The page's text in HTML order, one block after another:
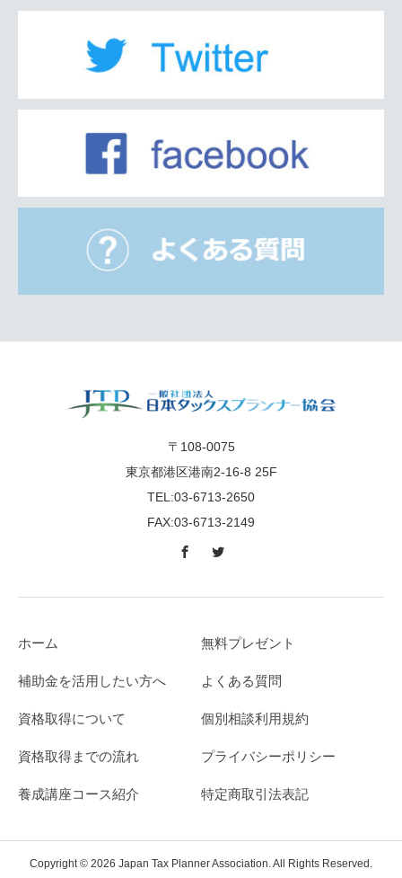
〒108-0075
東京都港区港南2-16-8 25F
TEL:03-6713-2650
FAX:03-6713-2149
ホーム
補助金を活用したい方へ
資格取得について
資格取得までの流れ
養成講座コース紹介
無料プレゼント
よくある質問
個別相談利用規約
プライバシーポリシー
特定商取引法表記
Copyright © 2026 Japan Tax Planner Association. All Rights Reserved.